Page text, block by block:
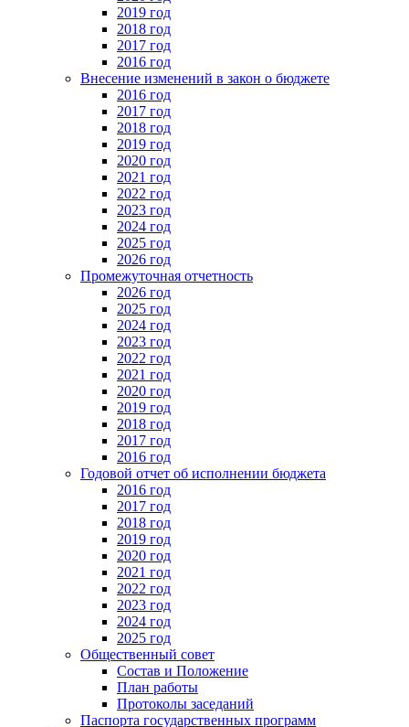
2019 год
2018 год
2017 год
2016 год
Внесение изменений в закон о бюджете
2016 год
2017 год
2018 год
2019 год
2020 год
2021 год
2022 год
2023 год
2024 год
2025 год
2026 год
Промежуточная отчетность
2026 год
2025 год
2024 год
2023 год
2022 год
2021 год
2020 год
2019 год
2018 год
2017 год
2016 год
Годовой отчет об исполнении бюджета
2016 год
2017 год
2018 год
2019 год
2020 год
2021 год
2022 год
2023 год
2024 год
2025 год
Общественный совет
Состав и Положение
План работы
Протоколы заседаний
Паспорта государственных программ